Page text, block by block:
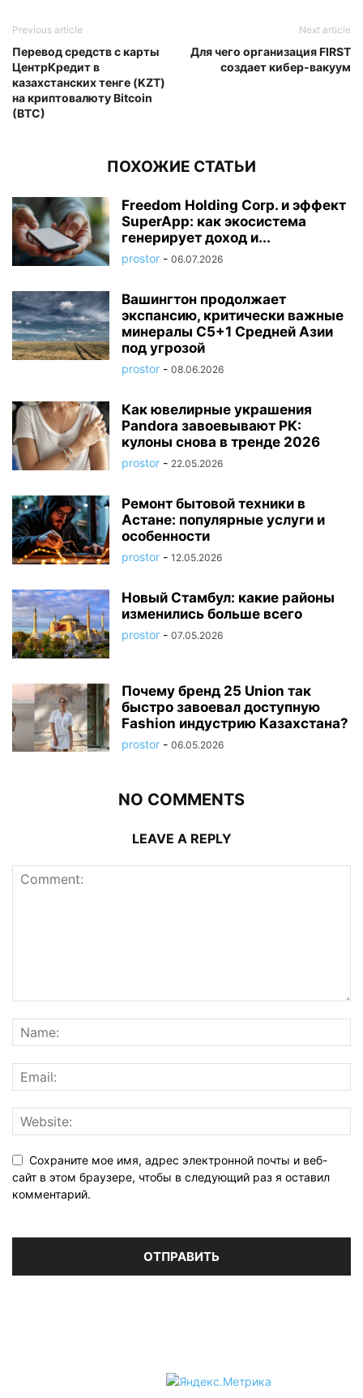
Previous article
Перевод средств с карты
ЦентрКредит в
казахстанских тенге (KZT)
на криптовалюту Bitcoin
(BTC)
Next article
Для чего организация FIRST
создает кибер-вакуум
ПОХОЖИЕ СТАТЬИ
Freedom Holding Corp. и эффект
SuperApp: как экосистема
генерирует доход и...
prostor - 06.07.2026
Вашингтон продолжает
экспансию, критически важные
минералы C5+1 Средней Азии
под угрозой
prostor - 08.06.2026
Как ювелирные украшения
Pandora завоевывают РК:
кулоны снова в тренде 2026
prostor - 22.05.2026
Ремонт бытовой техники в
Астане: популярные услуги и
особенности
prostor - 12.05.2026
Новый Стамбул: какие районы
изменились больше всего
prostor - 07.05.2026
Почему бренд 25 Union так
быстро завоевал доступную
Fashion индустрию Казахстана?
prostor - 06.05.2026
NO COMMENTS
LEAVE A REPLY
Сохраните мое имя, адрес электронной почты и веб-
сайт в этом браузере, чтобы в следующий раз я оставил
комментарий.